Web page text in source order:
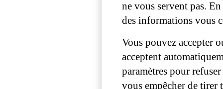
ne vous servent pas.
des informations vous
Vous pouvez accepter
acceptent
paramètres pour
vous empêcher de tirer